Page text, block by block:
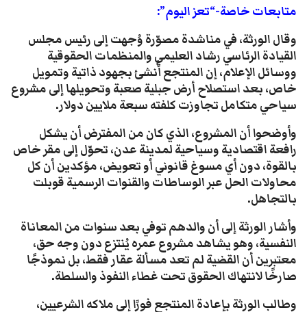
متابعات خاصة-“تعز اليوم”:
وقال الورثة، في مناشدة مصوّرة وُجهت إلى رئيس مجلس
القيادة الرئاسي رشاد العليمي والمنظمات الحقوقية
ووسائل الإعلام، إن المنتجع أُنشئ بجهود ذاتية وتمويل
خاص، بعد استصلاح أرض جبلية صعبة وتحويلها إلى مشروع
سياحي متكامل تجاوزت كلفته سبعة ملايين دولار.
وأوضحوا أن المشروع، الذي كان من المفترض أن يشكل
رافعة اقتصادية وسياحية لمدينة عدن، تحوّل إلى مقر خاص
بالقوة، دون أي مسوغ قانوني أو تعويض، مؤكدين أن كل
محاولات الحل عبر الوساطات والقنوات الرسمية قوبلت
بالتجاهل.
وأشار الورثة إلى أن والدهم توفي بعد سنوات من المعاناة
النفسية، وهو يشاهد مشروع عمره يُنتزع دون وجه حق،
معتبرين أن القضية لم تعد مسألة عقار فقط، بل نموذجًا
صارخًا لانتهاك الحقوق تحت غطاء النفوذ والسلطة.
وطالب الورثة بإعادة المنتجع فورًا إلى ملاكه الشرعيين،